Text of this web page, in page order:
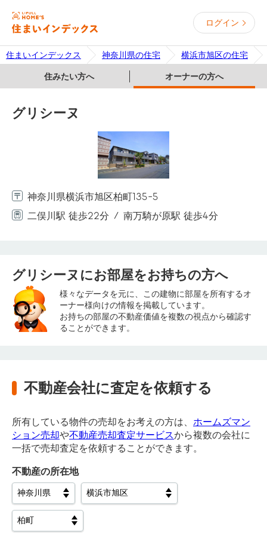
ログイン
住まいインデックス 神奈川県の住宅 横浜市旭区の住宅
住みたい方へ オーナーの方へ
グリシーヌ
神奈川県横浜市旭区柏町135-5
二俣川駅 徒歩22分
南万騎が原駅 徒歩4分
グリシーヌにお部屋をお持ちの方へ
様々なデータを元に、この建物に部屋を所有するオ
ーナー様向けの情報を掲載しています。
お持ちの部屋の不動産価値を複数の視点から確認す
ることができます。
不動産会社に査定を依頼する
所有している物件の売却をお考えの方は、 ホームズマン
ション売却や不動産売却査定サービスから複数の会社に
一括で売却査定を依頼することができます。
不動産の所在地